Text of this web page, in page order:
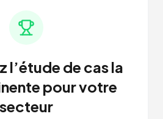
l’étude de cas la
pour votre
secteur